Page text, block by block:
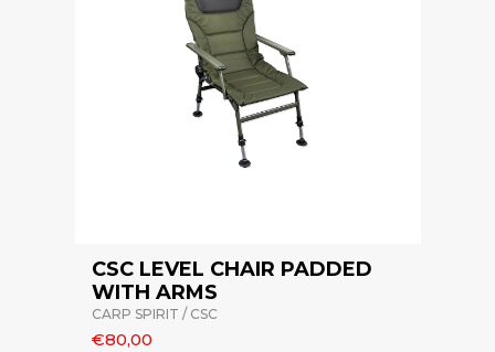
CSC LEVEL CHAIR PADDED
WITH ARMS
CARP SPIRIT / CSC
€80,00